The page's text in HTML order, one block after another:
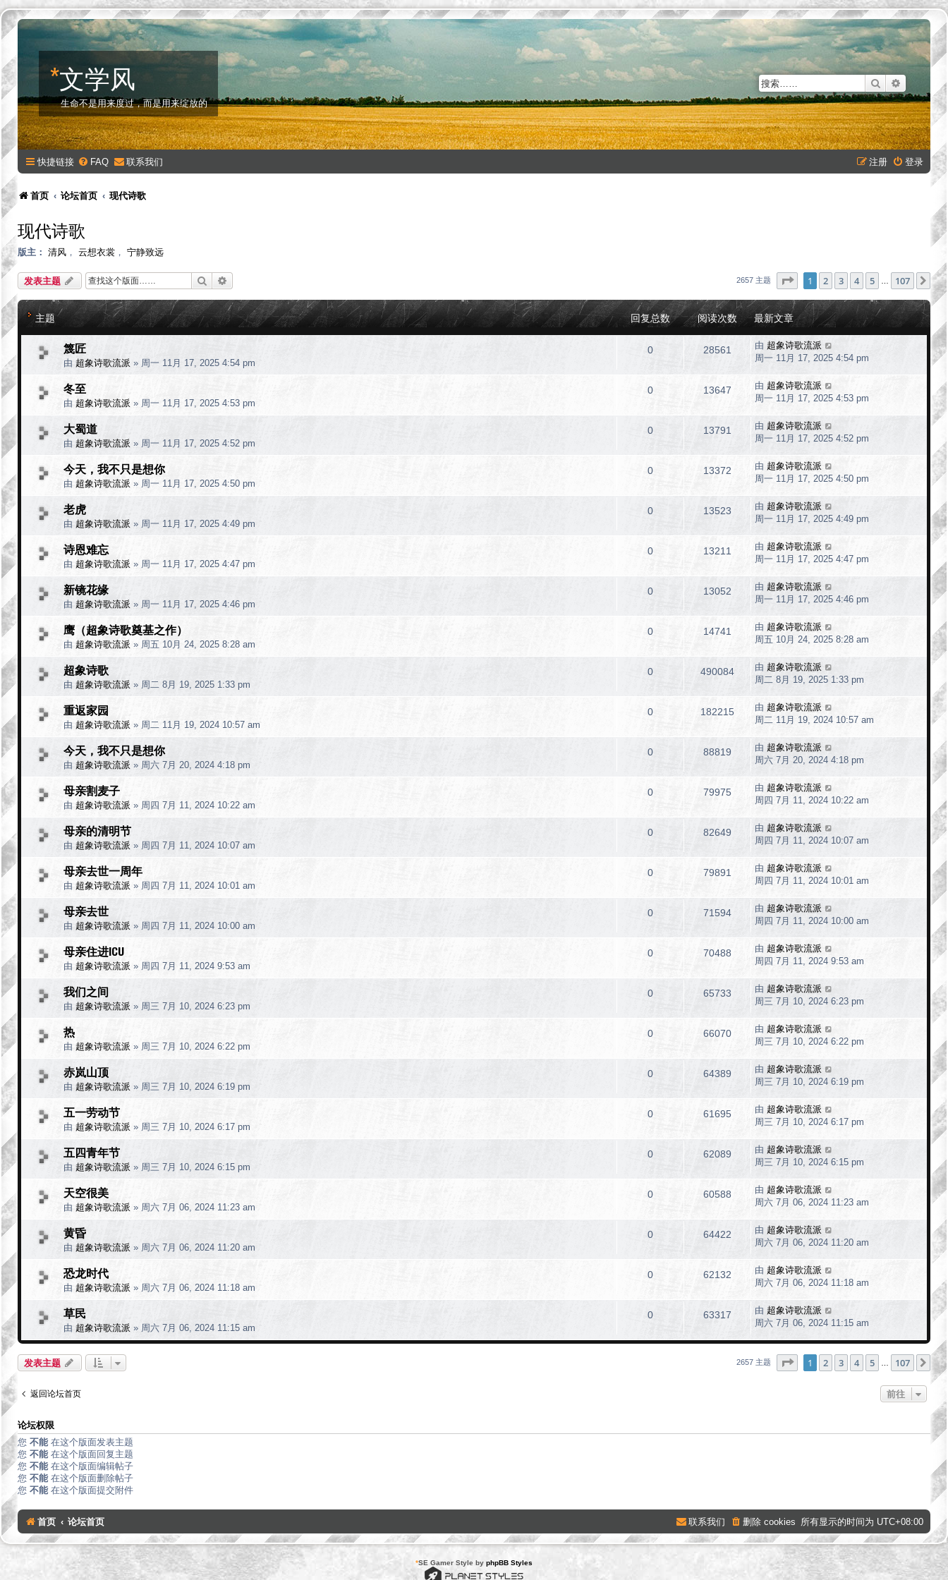
*文学风
生命不是用来度过，而是用来绽放的
搜索
快捷链接 FAQ 联系我们 登录
注册
首页 论坛首页 现代诗歌
现代诗歌
版主： 清风 ， 云想衣裳 ， 宁静致远
发表主题 搜索 2657 主题 分页： 1 107
1 2 3 4 5 107 下
主题 回复总数 阅读次数 最新文章
篾匠
由 超象诗歌流派 » 周一 11月 17, 2025 4:54 pm
0 28561 由 超象诗歌流派
周一 11月 17, 2025 4:54 pm
冬至
由 超象诗歌流派 » 周一 11月 17, 2025 4:53 pm
0 13647 由 超象诗歌流派
周一 11月 17, 2025 4:53 pm
大蜀道
由 超象诗歌流派 » 周一 11月 17, 2025 4:52 pm
0 13791 由 超象诗歌流派
周一 11月 17, 2025 4:52 pm
今天，我不只是想你
由 超象诗歌流派 » 周一 11月 17, 2025 4:50 pm
0 13372 由 超象诗歌流派
周一 11月 17, 2025 4:50 pm
老虎
由 超象诗歌流派 » 周一 11月 17, 2025 4:49 pm
0 13523 由 超象诗歌流派
周一 11月 17, 2025 4:49 pm
诗恩难忘
由 超象诗歌流派 » 周一 11月 17, 2025 4:47 pm
0 13211 由 超象诗歌流派
周一 11月 17, 2025 4:47 pm
新镜花缘
由 超象诗歌流派 » 周一 11月 17, 2025 4:46 pm
0 13052 由 超象诗歌流派
周一 11月 17, 2025 4:46 pm
鹰（超象诗歌奠基之作）
由 超象诗歌流派 » 周五 10月 24, 2025 8:28 am
0 14741 由 超象诗歌流派
周五 10月 24, 2025 8:28 am
超象诗歌
由 超象诗歌流派 » 周二 8月 19, 2025 1:33 pm
0 490084 由 超象诗歌流派
周二 8月 19, 2025 1:33 pm
重返家园
由 超象诗歌流派 » 周二 11月 19, 2024 10:57 am
0 182215 由 超象诗歌流派
周二 11月 19, 2024 10:57 am
今天，我不只是想你
由 超象诗歌流派 » 周六 7月 20, 2024 4:18 pm
0 88819 由 超象诗歌流派
周六 7月 20, 2024 4:18 pm
母亲割麦子
由 超象诗歌流派 » 周四 7月 11, 2024 10:22 am
0 79975 由 超象诗歌流派
周四 7月 11, 2024 10:22 am
母亲的清明节
由 超象诗歌流派 » 周四 7月 11, 2024 10:07 am
0 82649 由 超象诗歌流派
周四 7月 11, 2024 10:07 am
母亲去世一周年
由 超象诗歌流派 » 周四 7月 11, 2024 10:01 am
0 79891 由 超象诗歌流派
周四 7月 11, 2024 10:01 am
母亲去世
由 超象诗歌流派 » 周四 7月 11, 2024 10:00 am
0 71594 由 超象诗歌流派
周四 7月 11, 2024 10:00 am
母亲住进ICU
由 超象诗歌流派 » 周四 7月 11, 2024 9:53 am
0 70488 由 超象诗歌流派
周四 7月 11, 2024 9:53 am
我们之间
由 超象诗歌流派 » 周三 7月 10, 2024 6:23 pm
0 65733 由 超象诗歌流派
周三 7月 10, 2024 6:23 pm
热
由 超象诗歌流派 » 周三 7月 10, 2024 6:22 pm
0 66070 由 超象诗歌流派
周三 7月 10, 2024 6:22 pm
赤岚山顶
由 超象诗歌流派 » 周三 7月 10, 2024 6:19 pm
0 64389 由 超象诗歌流派
周三 7月 10, 2024 6:19 pm
五一劳动节
由 超象诗歌流派 » 周三 7月 10, 2024 6:17 pm
0 61695 由 超象诗歌流派
周三 7月 10, 2024 6:17 pm
五四青年节
由 超象诗歌流派 » 周三 7月 10, 2024 6:15 pm
0 62089 由 超象诗歌流派
周三 7月 10, 2024 6:15 pm
天空很美
由 超象诗歌流派 » 周六 7月 06, 2024 11:23 am
0 60588 由 超象诗歌流派
周六 7月 06, 2024 11:23 am
黄昏
由 超象诗歌流派 » 周六 7月 06, 2024 11:20 am
0 64422 由 超象诗歌流派
周六 7月 06, 2024 11:20 am
恐龙时代
由 超象诗歌流派 » 周六 7月 06, 2024 11:18 am
0 62132 由 超象诗歌流派
周六 7月 06, 2024 11:18 am
草民
由 超象诗歌流派 » 周六 7月 06, 2024 11:15 am
0 63317 由 超象诗歌流派
周六 7月 06, 2024 11:15 am
发表主题 2657 主题 分页： 1 107
1 2 3 4 5 107 下
返回论坛首页 前往
论坛权限
您 不能 在这个版面发表主题
您 不能 在这个版面回复主题
您 不能 在这个版面编辑帖子
您 不能 在这个版面删除帖子
您 不能 在这个版面提交附件
首页 论坛首页 所有显示的时间为 UTC+08:00
删除 cookies
联系我们
*SE Gamer Style by phpBB Styles